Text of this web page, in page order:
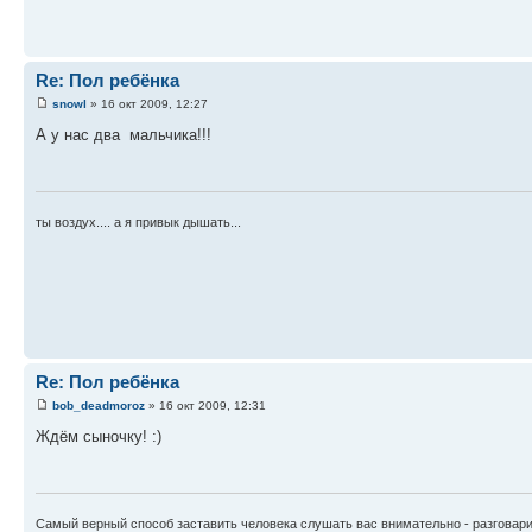
Re: Пол ребёнка
snowl » 16 окт 2009, 12:27
А у нас два мальчика!!!
ты воздух.... а я привык дышать...
Re: Пол ребёнка
bob_deadmoroz » 16 окт 2009, 12:31
Ждём сыночку! :)
Самый верный способ заставить человека слушать вас внимательно -